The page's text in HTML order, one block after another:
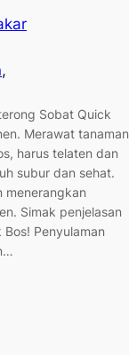
Sobat Quick
Merawat tanaman
harus telaten dan
subur dan sehat.
menerangkan
Simak penjelasan
Penyulaman